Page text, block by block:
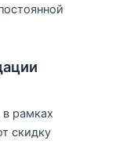
рамках
скидку